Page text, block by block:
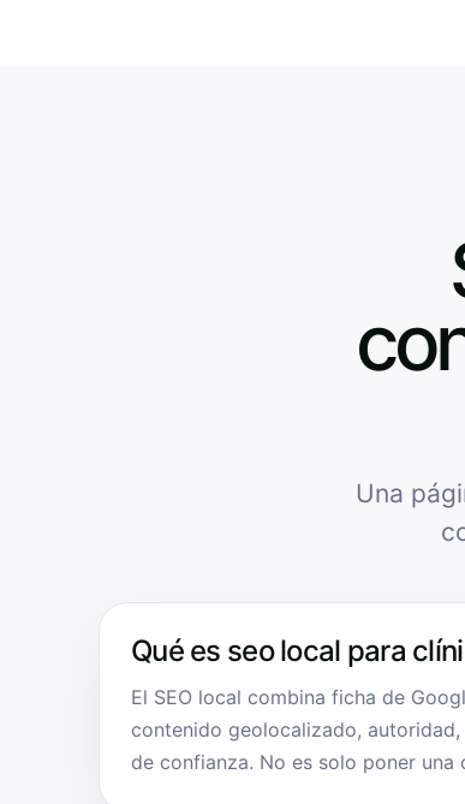
Una
Qué es seo local para
El SEO local combina ficha de
contenido geolocalizado,
de confianza. No es solo poner una